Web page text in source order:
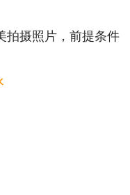
拍摄照片，前提条件